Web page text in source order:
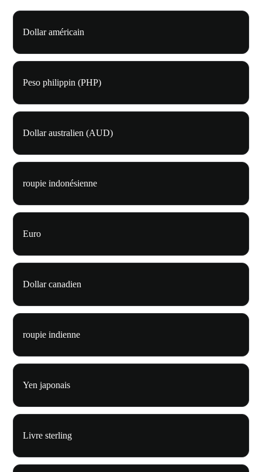
Dollar américain
Peso philippin (PHP)
Dollar australien (AUD)
roupie indonésienne
Euro
Dollar canadien
roupie indienne
Yen japonais
Livre sterling